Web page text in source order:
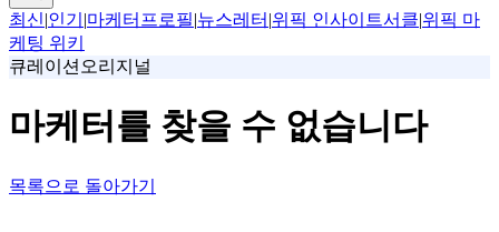
최신|인기 |마케터프로필|뉴스레터 |위픽 인사이트서클|위픽 마
케팅 위키
큐레이션 오리지널
마케터를 찾을 수 없습니다
목록으로 돌아가기